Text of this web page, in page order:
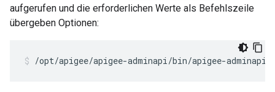
aufgerufen und die erforderlichen Werte als Befehlszeile
übergeben Optionen:
/opt/apigee/apigee-adminapi/bin/apigee-